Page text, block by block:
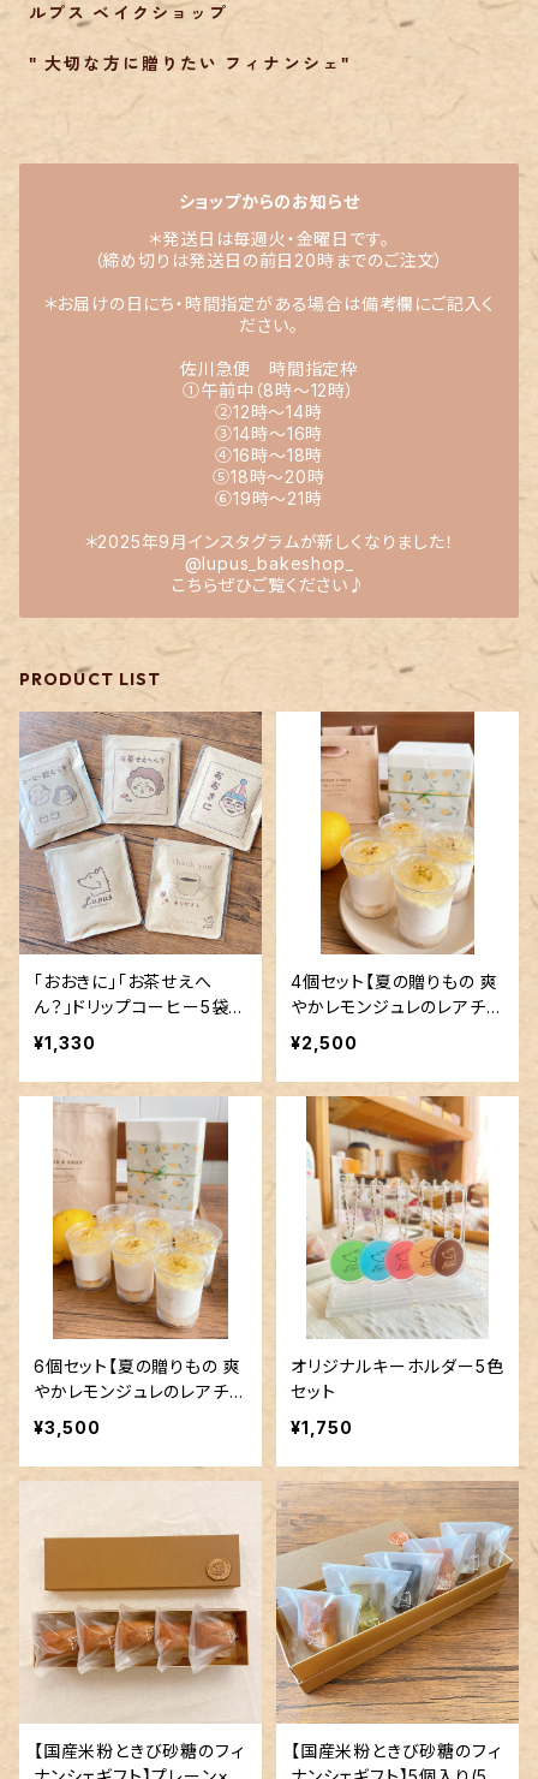
ルプス ベイクショップ
" 大切な方に贈りたい フィナンシェ"
ショップからのお知らせ
＊発送日は毎週火・金曜日です。
（締め切りは発送日の前日20時までのご注文）
＊お届けの日にち・時間指定がある場合は備考欄にご記入く
ださい。
佐川急便 時間指定枠
①午前中（8時～12時）
②12時～14時
③14時～16時
④16時～18時
⑤18時～20時
⑥19時～21時
＊2025年9月インスタグラムが新しくなりました！
@lupus_bakeshop_
こちらぜひご覧ください♪
PRODUCT LIST
「おおきに」「お茶せえへ
ん？」ドリップコーヒー5袋セ
ット
¥1,330
4個セット【夏の贈りもの 爽
やかレモンジュレのレアチー
ズカップ】
¥2,500
6個セット【夏の贈りもの 爽
やかレモンジュレのレアチー
ズカップ】
¥3,500
オリジナルキーホルダー5色
セット
¥1,750
【国産米粉ときび砂糖のフィ
【国産米粉ときび砂糖のフィ